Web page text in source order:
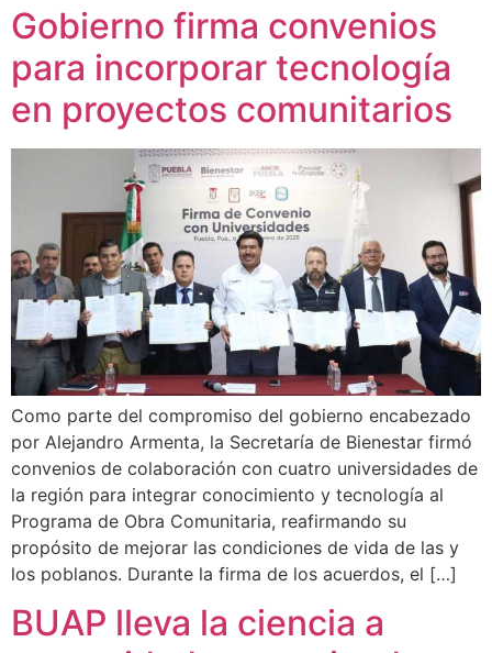
Gobierno firma convenios
para incorporar tecnología
en proyectos comunitarios
Como parte del compromiso del gobierno encabezado
por Alejandro Armenta, la Secretaría de Bienestar firmó
convenios de colaboración con cuatro universidades de
la región para integrar conocimiento y tecnología al
Programa de Obra Comunitaria, reafirmando su
propósito de mejorar las condiciones de vida de las y
los poblanos. Durante la firma de los acuerdos, el […]
BUAP lleva la ciencia a